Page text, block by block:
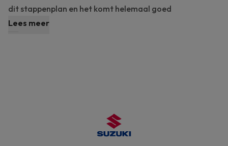
dit stappenplan en het komt helemaal goed
Lees meer